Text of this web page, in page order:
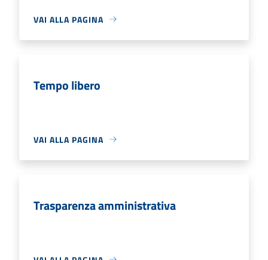
VAI ALLA PAGINA
Tempo libero
VAI ALLA PAGINA
Trasparenza amministrativa